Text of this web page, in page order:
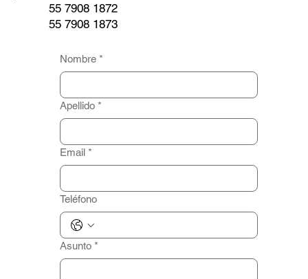
55 7908 1872
55 7908 1873
Nombre *
Apellido *
Email *
Teléfono
Asunto *